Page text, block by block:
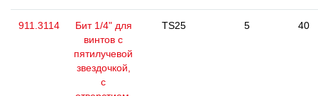
911.3114
Бит 1/4" для
винтов с
пятилучевой
звездочкой,
с
TS25 5 40